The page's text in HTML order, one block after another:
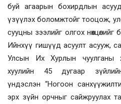
буй агаарын бохирдлын
үзүүлэх боломжтойг тооцож,
сууцны зээлийг олгох
Ийнхүү гишүүд асуулт асууж,
Улсын Их Хурлын чуулганы
хуулийн 45 дугаар
үндэслэн “Ногоон
эрх зүйн орчныг сайжруулах